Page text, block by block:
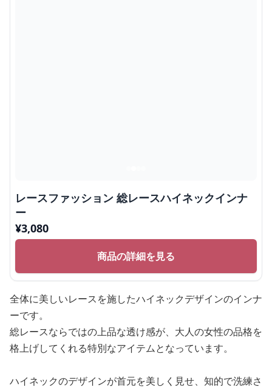
レースファッション 総レースハイネックインナ
ー
¥3,080
商品の詳細を見る
全体に美しいレースを施したハイネックデザインのインナ
ーです。
総レースならではの上品な透け感が、大人の女性の品格を
格上げしてくれる特別なアイテムとなっています。
ハイネックのデザインが首元を美しく見せ、知的で洗練さ